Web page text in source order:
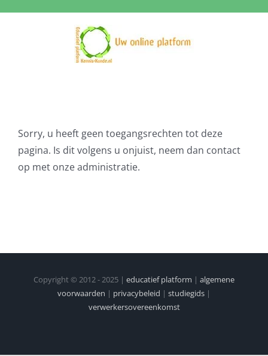
Sorry, u heeft geen toegangsrechten tot deze
pagina. Is dit volgens u onjuist, neem dan contact
op met onze administratie.
Copyright © 2012 - 2025 | educatief platform | algemene
voorwaarden | privacybeleid | studiegids |
verwerkersovereenkomst